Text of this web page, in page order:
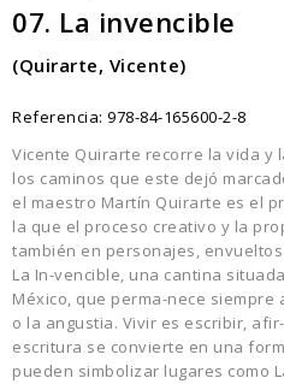
07. La invencible
(Quirarte, Vicente)
Referencia: 978-84-165600-2-8
Vicente Quirarte recorre la vida y
los caminos que este dejó
el maestro Martín Quirarte es el
la que el proceso creativo y la
también en personajes,
La In-vencible, una cantina
México, que perma-nece
o la angustia. Vivir es escribir,
escritura se convierte en una
pueden simbolizar lugares como